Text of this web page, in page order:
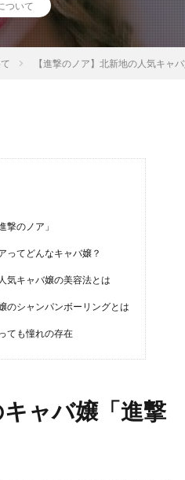
ついて
【進撃のノア】北新地の人気キャ
撃のノア」
ってどんなキャバ嬢？
気キャバ嬢の美容法とは
のシャンパンボーリングとは
ても憧れの存在
ャバ嬢「進撃